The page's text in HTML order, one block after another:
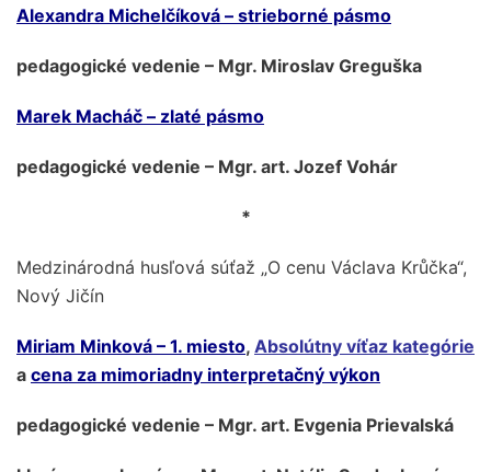
Alexandra Michelčíková – strieborné pásmo
pedagogické vedenie – Mgr. Miroslav Greguška
Marek Macháč – zlaté pásmo
pedagogické vedenie – Mgr. art. Jozef Vohár
*
Medzinárodná husľová súťaž „O cenu Václava Krůčka“,
Nový Jičín
Miriam Minková – 1. miesto, Absolútny víťaz kategórie
a cena za mimoriadny interpretačný výkon
pedagogické vedenie – Mgr. art. Evgenia Prievalská